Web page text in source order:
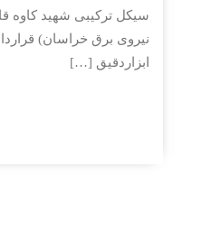
سیکل ترکیبی شهید کاوه
نیروی برق خراسان)
ابزاردقیق […]